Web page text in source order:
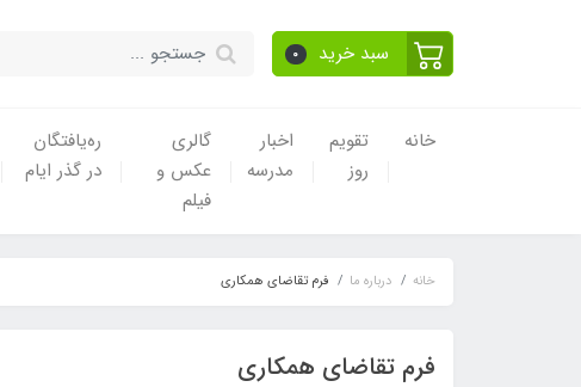
سبد خرید 0
خانه
تقویم
روز
اخبار
مدرسه
گالری
عکس و
فیلم
ره‌یافتگان
در گذر ایام
خانه درباره ما فرم تقاضای همکاری
فرم تقاضای همکاری